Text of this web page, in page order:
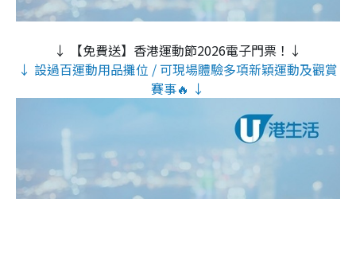
↓ 【免費送】香港運動節2026電子門票！↓
↓ 設過百運動用品攤位 / 可現場體驗多項新穎運動及觀賞
賽事🔥 ↓